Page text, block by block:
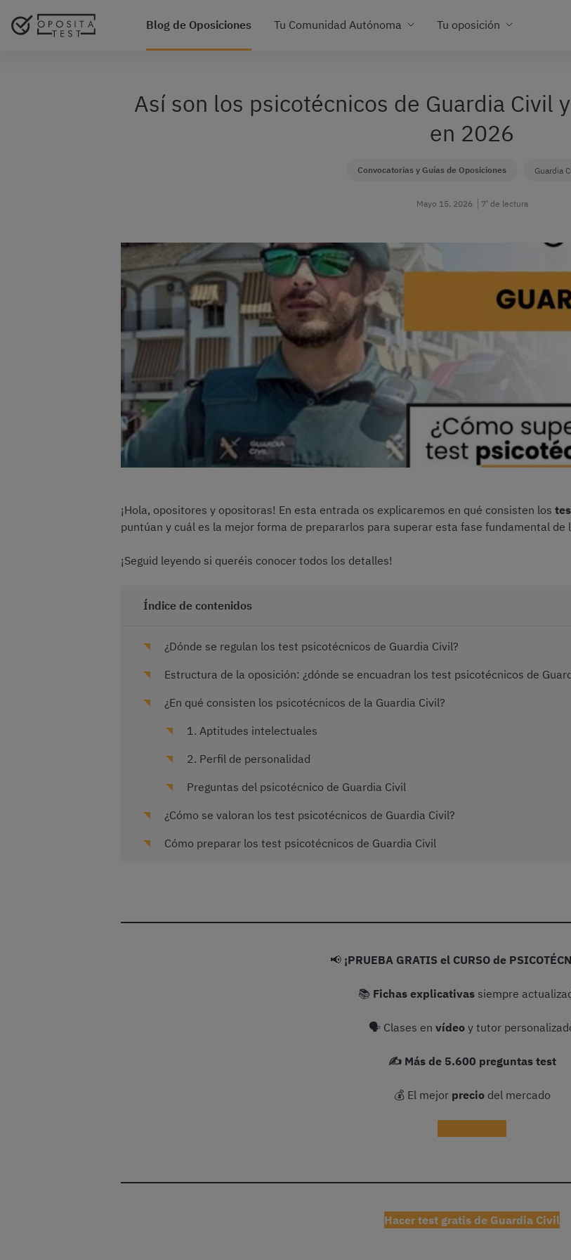
Blog de Oposiciones Tu Comunidad Autónoma Tu oposición
Así son los psicotécnicos de Guardia Civil
en 2026
Convocatorias y Guías de Oposiciones Guardia
Mayo 15, 2026 7’ de lectura
¡Hola, opositores y opositoras! En esta entrada os explicaremos en qué consisten los
puntúan y cuál es la mejor forma de prepararlos para superar esta fase fundamental de
¡Seguid leyendo si queréis conocer todos los detalles!
Índice de contenidos
¿Dónde se regulan los test psicotécnicos de Guardia Civil?
Estructura de la oposición: ¿dónde se encuadran los test psicotécnicos de
¿En qué consisten los psicotécnicos de la Guardia Civil?
1. Aptitudes intelectuales
2. Perfil de personalidad
Preguntas del psicotécnico de Guardia Civil
¿Cómo se valoran los test psicotécnicos de Guardia Civil?
Cómo preparar los test psicotécnicos de Guardia Civil
📢 ¡PRUEBA GRATIS el CURSO de
📚 Fichas explicativas siempre
🗣 Clases en vídeo y tutor
✍️ Más de 5.600 preguntas test
💰 El mejor preciodel mercado
Hacer test gratis de Guardia Civil